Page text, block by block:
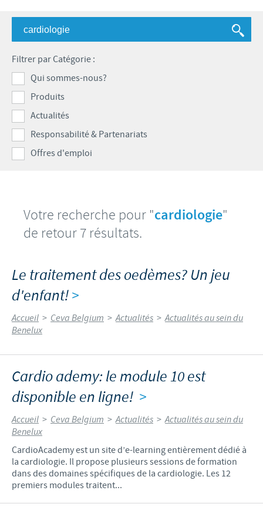
Nos valeurs
Recherche et développement
Production
Porcs
Importance de la responsabilité
Programmes de soutien
Partenariats commerciaux et scientifiques
ACTUALITÉS
Actualités internationales
Actualités au sein du Benelux
OFFRES D'EMPLOI
Offres d'emploi internationales
Offres d'emploi au sein du Benelux
CONTACT
Filtrer par Catégorie :
Qui sommes-nous?
Produits
Actualités
Responsabilité & Partenariats
Offres d'emploi
Votre recherche pour "cardiologie"
de retour 7 résultats.
Le traitement des oedèmes? Un jeu
d'enfant!>
Accueil > Ceva Belgium > Actualités > Actualités au sein du
Benelux
Cardio ademy: le module 10 est
disponible en ligne! >
Accueil > Ceva Belgium > Actualités > Actualités au sein du
Benelux
CardioAcademy est un site d’e-learning entièrement dédié à
la cardiologie. Il propose plusieurs sessions de formation
dans des domaines spécifiques de la cardiologie. Les 12
premiers modules traitent...